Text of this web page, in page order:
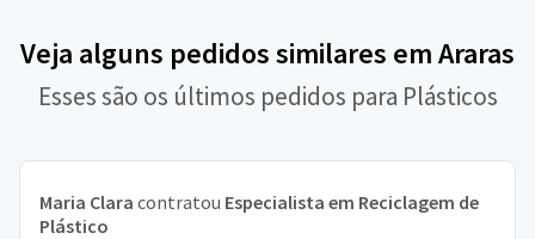
Veja alguns pedidos similares em Araras
Esses são os últimos pedidos para Plásticos
Maria Clara contratou Especialista em Reciclagem de
Plástico